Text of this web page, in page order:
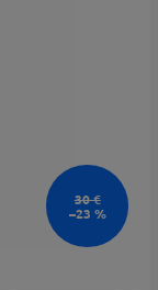
30 €
–23 %